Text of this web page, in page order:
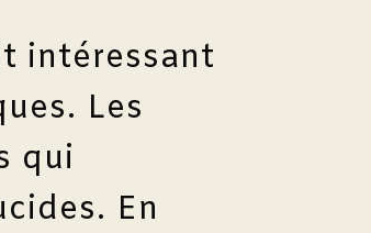
intéressant
Les
qui
En